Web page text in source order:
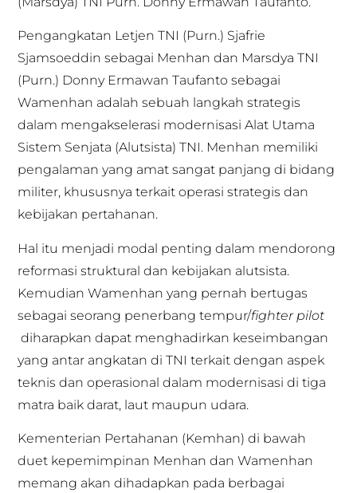
Pengangkatan Letjen TNI (Purn.) Sjafrie
Sjamsoeddin sebagai Menhan dan Marsdya TNI
(Purn.) Donny Ermawan Taufanto sebagai
Wamenhan adalah sebuah langkah strategis
dalam mengakselerasi modernisasi Alat Utama
Sistem Senjata (Alutsista) TNI. Menhan memiliki
pengalaman yang amat sangat panjang di bidang
militer, khususnya terkait operasi strategis dan
kebijakan pertahanan.
Hal itu menjadi modal penting dalam mendorong
reformasi struktural dan kebijakan alutsista.
Kemudian Wamenhan yang pernah bertugas
sebagai seorang penerbang tempur/fighter pilot
diharapkan dapat menghadirkan keseimbangan
yang antar angkatan di TNI terkait dengan aspek
teknis dan operasional dalam modernisasi di tiga
matra baik darat, laut maupun udara.
Kementerian Pertahanan (Kemhan) di bawah
duet kepemimpinan Menhan dan Wamenhan
memang akan dihadapkan pada berbagai